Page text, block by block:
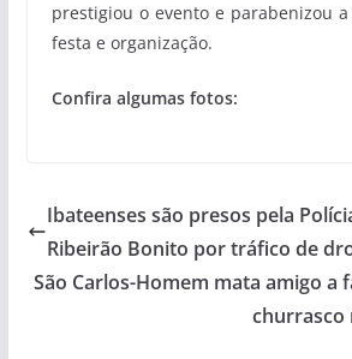
prestigiou o evento e parabenizou
festa e organização.
Confira algumas fotos:
Ibateenses são presos pela
Ribeirão Bonito por tráfico de
São Carlos-Homem mata amigo a
churrasco